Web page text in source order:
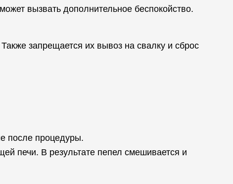
вызвать дополнительное беспокойство.
запрещается их вывоз на свалку и сброс
после процедуры.
печи. В результате пепел смешивается и